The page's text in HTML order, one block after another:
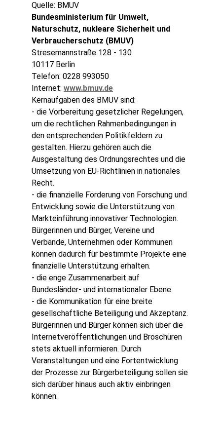
Quelle: BMUV
Bundesministerium für Umwelt,
Naturschutz, nukleare Sicherheit und
Verbraucherschutz (BMUV)
Stresemannstraße 128 - 130
10117 Berlin
Telefon: 0228 993050
Internet: www.bmuv.de
Kernaufgaben des BMUV sind:
- die Vorbereitung gesetzlicher Regelungen,
um die rechtlichen Rahmenbedingungen in
den entsprechenden Politikfeldern zu
gestalten. Hierzu gehören auch die
Ausgestaltung des Ordnungsrechtes und die
Umsetzung von EU-Richtlinien in nationales
Recht.
- die finanzielle Förderung von Forschung und
Entwicklung sowie die Unterstützung von
Markteinführung innovativer Technologien.
Bürgerinnen und Bürger, Vereine und
Verbände, Unternehmen oder Kommunen
können dadurch für bestimmte Projekte eine
finanzielle Unterstützung erhalten.
- die enge Zusammenarbeit auf
Bundesländer- und internationaler Ebene.
- die Kommunikation für eine breite
gesellschaftliche Beteiligung und Akzeptanz.
Bürgerinnen und Bürger können sich über die
Internetveröffentlichungen und Broschüren
stets aktuell informieren. Durch
Veranstaltungen und eine Fortentwicklung
der Prozesse zur Bürgerbeteiligung sollen sie
sich darüber hinaus auch aktiv einbringen
können.